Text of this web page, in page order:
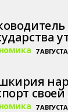
7 АВГУСТА
7 АВГУСТА